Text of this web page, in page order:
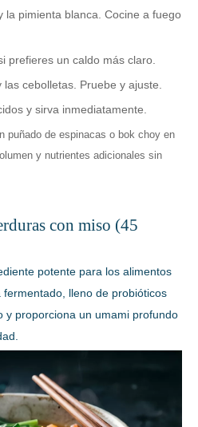
la pimienta blanca. Cocine a fuego
prefieres un caldo más claro.
cebolletas. Pruebe y ajuste.
y sirva inmediatamente.
puñado de espinacas o bok choy en
y nutrientes adicionales sin
con miso (45
potente para los alimentos
lleno de probióticos
y proporciona un umami profundo